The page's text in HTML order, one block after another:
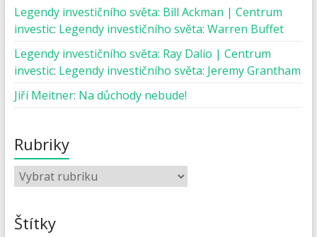
Legendy investičního světa: Bill Ackman | Centrum
investic: Legendy investičního světa: Warren Buffet
Legendy investičního světa: Ray Dalio | Centrum
investic: Legendy investičního světa: Jeremy Grantham
Jiří Meitner: Na důchody nebude!
Rubriky
Štítky